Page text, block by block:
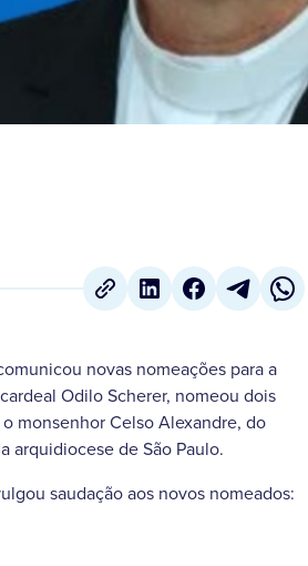
novas nomeações para a
Odilo Scherer, nomeou dois
monsenhor Celso Alexandre, do
arquidiocese de São Paulo.
saudação aos novos nomeados: